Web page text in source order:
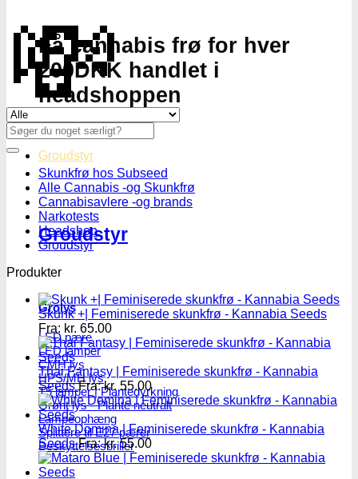
Få cannabis frø for hver
200DKK handlet i
headshoppen
Gå til headshoppen
Groudstyr
Groudstyr
Grolys
LED pære
LED lamper
CMH lys
HPS/MH lys
T5 lamper | Plantedyrkning
Grønt lys - Plante neutralt
Lampeophæng
Splittere til E27 pærer
Beskyttelsesbriller
💸
Se alle tilbud her
Søg
efter:
Skunkfrø hos Subseed
Alle Cannabis -og Skunkfrø
Cannabisavlere -og brands
Narkotests
Headshop
Groudstyr
Produkter
Skunk +| Feminiserede skunkfrø - Kannabia Seeds
Fra: kr. 65.00
Thai Fantasy | Feminiserede skunkfrø - Kannabia
Seeds Fra:kr. 55.00
White Domina | Feminiserede skunkfrø - Kannabia
Seeds Fra:kr.55.00